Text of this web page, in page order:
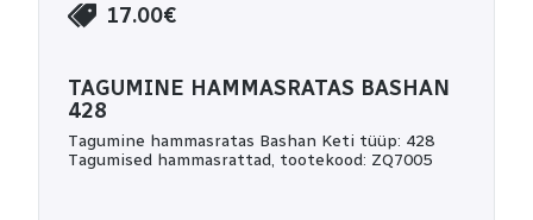
17.00€
TAGUMINE HAMMASRATAS BASHAN
428
Tagumine hammasratas Bashan Keti tüüp: 428
Tagumised hammasrattad, tootekood: ZQ7005